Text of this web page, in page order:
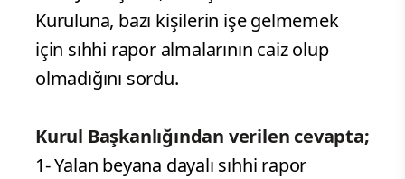
Kuruluna, bazı kişilerin işe gelmemek
için sıhhi rapor almalarının caiz olup
olmadığını sordu.
Kurul Başkanlığından verilen cevapta;
1- Yalan beyana dayalı sıhhi rapor